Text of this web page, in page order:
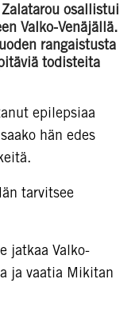
osallistui
Valko-Venäjällä.
rangaistusta
todisteita
epilepsiaa
hän edes
tarvitsee
jatkaa Valko-
ja vaatia Mikitan